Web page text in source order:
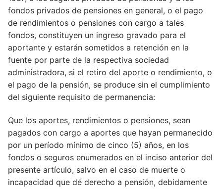
fondos privados de pensiones en general, o el pago
de rendimientos o pensiones con cargo a tales
fondos, constituyen un ingreso gravado para el
aportante y estarán sometidos a retención en la
fuente por parte de la respectiva sociedad
administradora, si el retiro del aporte o rendimiento, o
el pago de la pensión, se produce sin el cumplimiento
del siguiente requisito de permanencia:
Que los aportes, rendimientos o pensiones, sean
pagados con cargo a aportes que hayan permanecido
por un período mínimo de cinco (5) años, en los
fondos o seguros enumerados en el inciso anterior del
presente artículo, salvo en el caso de muerte o
incapacidad que dé derecho a pensión, debidamente